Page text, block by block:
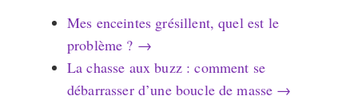
Mes enceintes grésillent, quel est le
problème ? →
La chasse aux buzz : comment se
débarrasser d’une boucle de masse →